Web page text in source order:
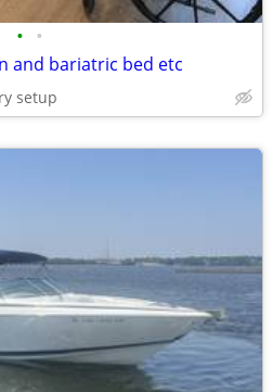
• •
and bariatric bed etc
setup